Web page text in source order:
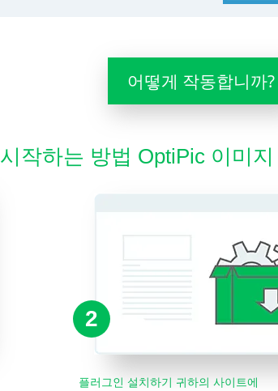
어떻게 작동합니까?
시작하는 방법 OptiPic 이미
2
플러그인 설치하기 귀하의 사이트에